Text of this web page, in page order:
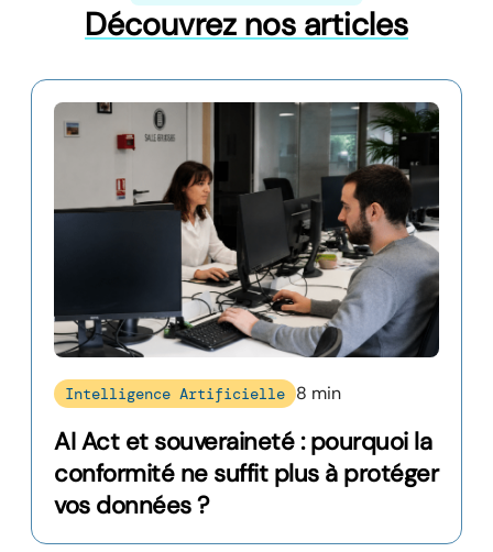
Découvrez nos articles
Intelligence Artificielle 8 min
AI Act et souveraineté : pourquoi la
conformité ne suffit plus à protéger
vos données ?